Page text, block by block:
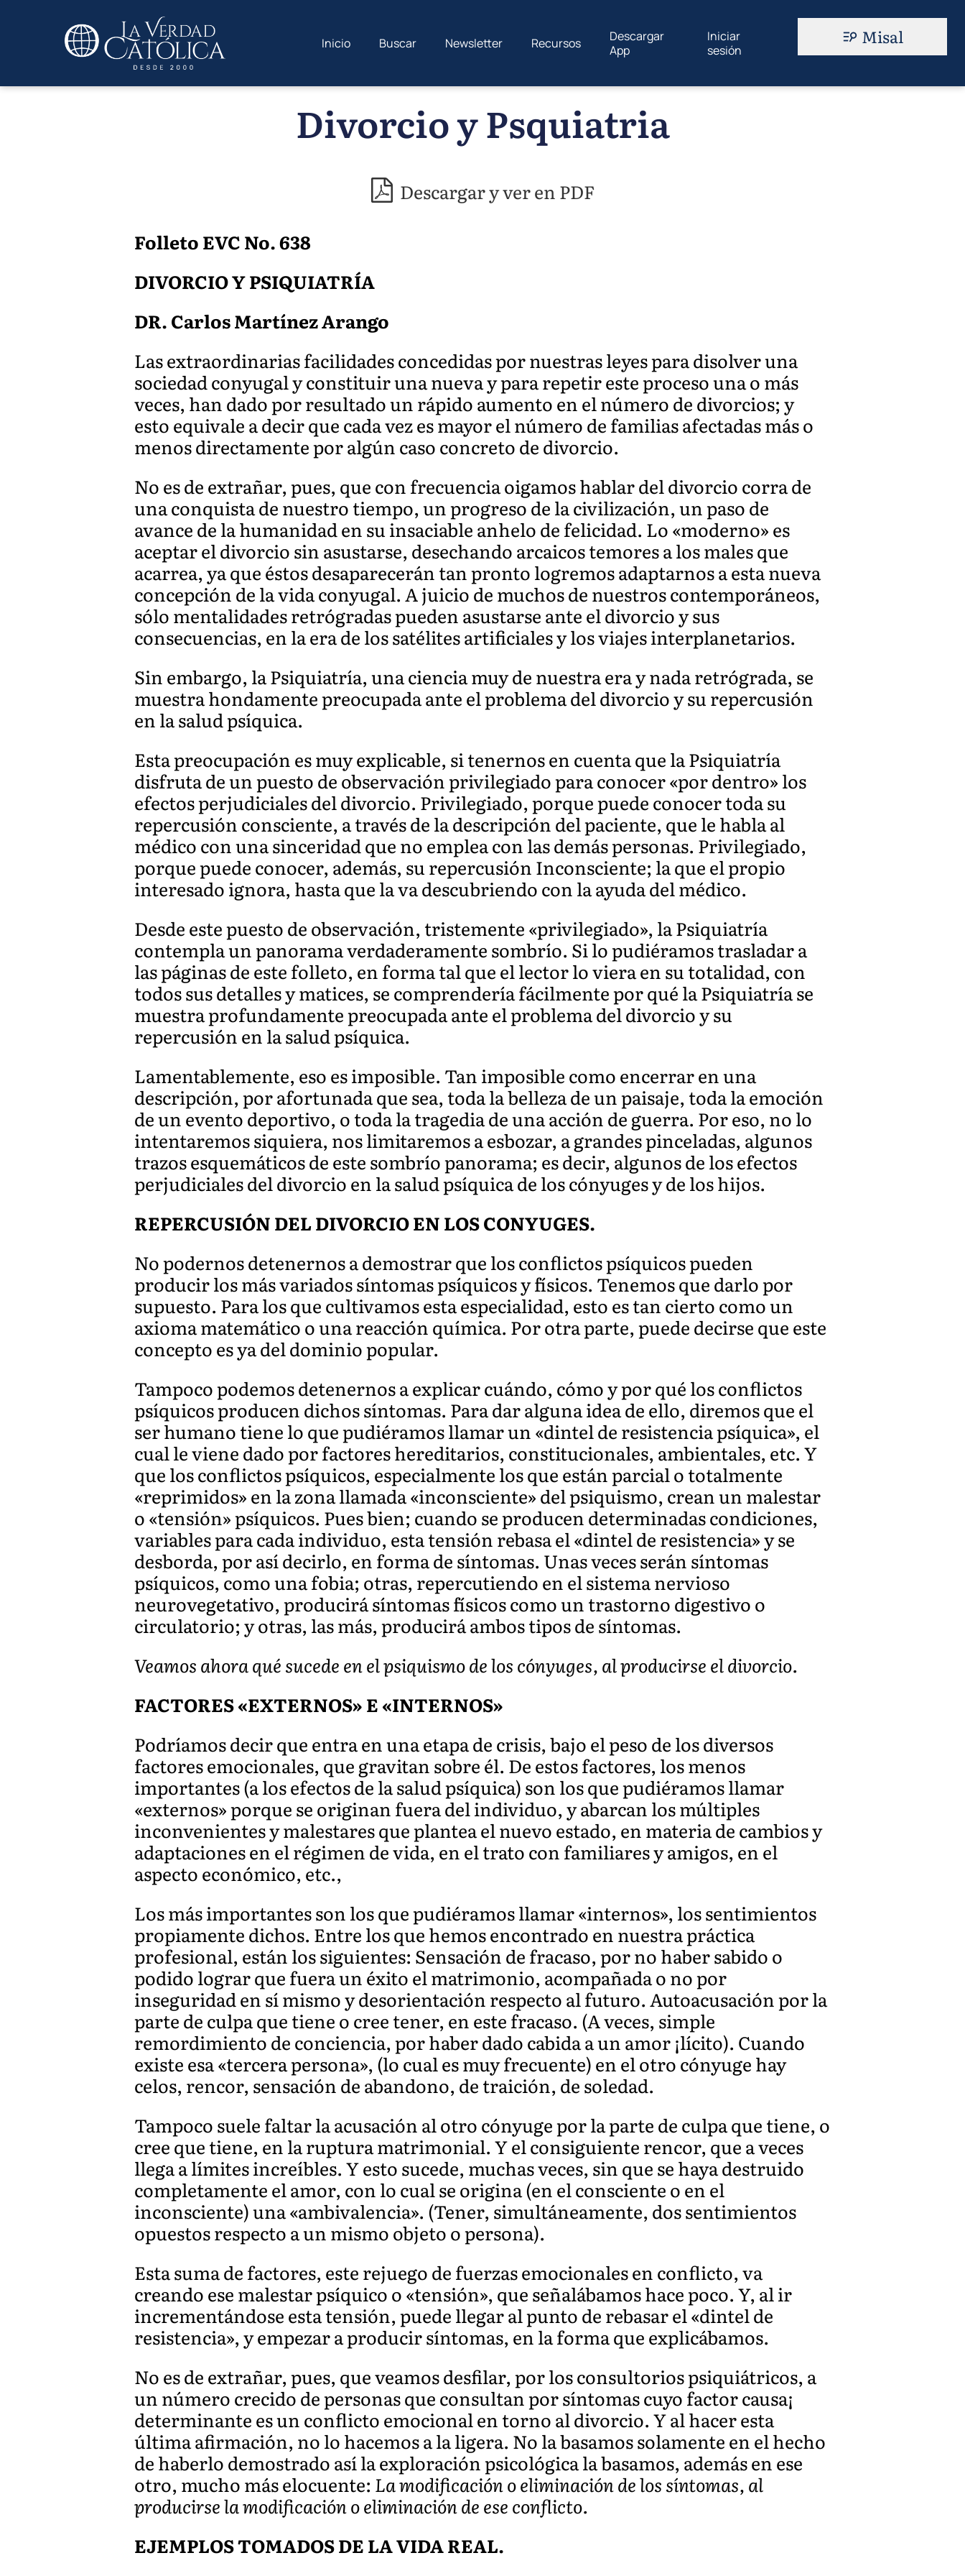
Inicio Buscar Newsletter Recursos
Descargar
App
Iniciar
sesión
Misal
Divorcio y Psquiatria
Descargar y ver en PDF
Folleto EVC No. 638
DIVORCIO Y PSIQUIATRÍA
DR. Carlos Martínez Arango
Las extraordinarias facilidades concedidas por nuestras leyes para disolver una
sociedad conyugal y constituir una nueva y para repetir este proceso una o más
veces, han dado por resultado un rápido aumento en el número de divorcios; y
esto equivale a decir que cada vez es mayor el número de familias afectadas más o
menos directamente por algún caso concreto de divorcio.
No es de extrañar, pues, que con frecuencia oigamos hablar del divorcio corra de
una conquista de nuestro tiempo, un progreso de la civilización, un paso de
avance de la humanidad en su insaciable anhelo de felicidad. Lo «moderno» es
aceptar el divorcio sin asustarse, desechando arcaicos temores a los males que
acarrea, ya que éstos desaparecerán tan pronto logremos adaptarnos a esta nueva
concepción de la vida conyugal. A juicio de muchos de nuestros contemporáneos,
sólo mentalidades retrógradas pueden asustarse ante el divorcio y sus
consecuencias, en la era de los satélites artificiales y los viajes interplanetarios.
Sin embargo, la Psiquiatría, una ciencia muy de nuestra era y nada retrógrada, se
muestra hondamente preocupada ante el problema del divorcio y su repercusión
en la salud psíquica.
Esta preocupación es muy explicable, si tenernos en cuenta que la Psiquiatría
disfruta de un puesto de observación privilegiado para conocer «por dentro» los
efectos perjudiciales del divorcio. Privilegiado, porque puede conocer toda su
repercusión consciente, a través de la descripción del paciente, que le habla al
médico con una sinceridad que no emplea con las demás personas. Privilegiado,
porque puede conocer, además, su repercusión Inconsciente; la que el propio
interesado ignora, hasta que la va descubriendo con la ayuda del médico.
Desde este puesto de observación, tristemente «privilegiado», la Psiquiatría
contempla un panorama verdaderamente sombrío. Si lo pudiéramos trasladar a
las páginas de este folleto, en forma tal que el lector lo viera en su totalidad, con
todos sus detalles y matices, se comprendería fácilmente por qué la Psiquiatría se
muestra profundamente preocupada ante el problema del divorcio y su
repercusión en la salud psíquica.
Lamentablemente, eso es imposible. Tan imposible como encerrar en una
descripción, por afortunada que sea, toda la belleza de un paisaje, toda la emoción
de un evento deportivo, o toda la tragedia de una acción de guerra. Por eso, no lo
intentaremos siquiera, nos limitaremos a esbozar, a grandes pinceladas, algunos
trazos esquemáticos de este sombrío panorama; es decir, algunos de los efectos
perjudiciales del divorcio en la salud psíquica de los cónyuges y de los hijos.
REPERCUSIÓN DEL DIVORCIO EN LOS CONYUGES.
No podernos detenernos a demostrar que los conflictos psíquicos pueden
producir los más variados síntomas psíquicos y físicos. Tenemos que darlo por
supuesto. Para los que cultivamos esta especialidad, esto es tan cierto como un
axioma matemático o una reacción química. Por otra parte, puede decirse que este
concepto es ya del dominio popular.
Tampoco podemos detenernos a explicar cuándo, cómo y por qué los conflictos
psíquicos producen dichos síntomas. Para dar alguna idea de ello, diremos que el
ser humano tiene lo que pudiéramos llamar un «dintel de resistencia psíquica», el
cual le viene dado por factores hereditarios, constitucionales, ambientales, etc. Y
que los conflictos psíquicos, especialmente los que están parcial o totalmente
«reprimidos» en la zona llamada «inconsciente» del psiquismo, crean un malestar
o «tensión» psíquicos. Pues bien; cuando se producen determinadas condiciones,
variables para cada individuo, esta tensión rebasa el «dintel de resistencia» y se
desborda, por así decirlo, en forma de síntomas. Unas veces serán síntomas
psíquicos, como una fobia; otras, repercutiendo en el sistema nervioso
neurovegetativo, producirá síntomas físicos como un trastorno digestivo o
circulatorio; y otras, las más, producirá ambos tipos de síntomas.
Veamos ahora qué sucede en el psiquismo de los cónyuges, al producirse el divorcio.
FACTORES «EXTERNOS» E «INTERNOS»
Podríamos decir que entra en una etapa de crisis, bajo el peso de los diversos
factores emocionales, que gravitan sobre él. De estos factores, los menos
importantes (a los efectos de la salud psíquica) son los que pudiéramos llamar
«externos» porque se originan fuera del individuo, y abarcan los múltiples
inconvenientes y malestares que plantea el nuevo estado, en materia de cambios y
adaptaciones en el régimen de vida, en el trato con familiares y amigos, en el
aspecto económico, etc.,
Los más importantes son los que pudiéramos llamar «internos», los sentimientos
propiamente dichos. Entre los que hemos encontrado en nuestra práctica
profesional, están los siguientes: Sensación de fracaso, por no haber sabido o
podido lograr que fuera un éxito el matrimonio, acompañada o no por
inseguridad en sí mismo y desorientación respecto al futuro. Autoacusación por la
parte de culpa que tiene o cree tener, en este fracaso. (A veces, simple
remordimiento de conciencia, por haber dado cabida a un amor ¡lícito). Cuando
existe esa «tercera persona», (lo cual es muy frecuente) en el otro cónyuge hay
celos, rencor, sensación de abandono, de traición, de soledad.
Tampoco suele faltar la acusación al otro cónyuge por la parte de culpa que tiene, o
cree que tiene, en la ruptura matrimonial. Y el consiguiente rencor, que a veces
llega a límites increíbles. Y esto sucede, muchas veces, sin que se haya destruido
completamente el amor, con lo cual se origina (en el consciente o en el
inconsciente) una «ambivalencia». (Tener, simultáneamente, dos sentimientos
opuestos respecto a un mismo objeto o persona).
Esta suma de factores, este rejuego de fuerzas emocionales en conflicto, va
creando ese malestar psíquico o «tensión», que señalábamos hace poco. Y, al ir
incrementándose esta tensión, puede llegar al punto de rebasar el «dintel de
resistencia», y empezar a producir síntomas, en la forma que explicábamos.
No es de extrañar, pues, que veamos desfilar, por los consultorios psiquiátricos, a
un número crecido de personas que consultan por síntomas cuyo factor causa¡
determinante es un conflicto emocional en torno al divorcio. Y al hacer esta
última afirmación, no lo hacemos a la ligera. No la basamos solamente en el hecho
de haberlo demostrado así la exploración psicológica la basamos, además en ese
otro, mucho más elocuente: La modificación o eliminación de los síntomas, al
producirse la modificación o eliminación de ese conflicto.
EJEMPLOS TOMADOS DE LA VIDA REAL.